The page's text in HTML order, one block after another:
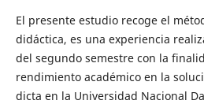
El presente estudio recoge el
didáctica, es una experiencia
del segundo semestre con la
rendimiento académico en la
dicta en la Universidad Nacional